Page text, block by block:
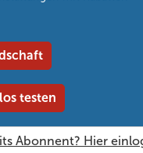
fortgesetzt, wo das
– in Anwesenheit
führte persönlich durch
Empfinden und die
testen